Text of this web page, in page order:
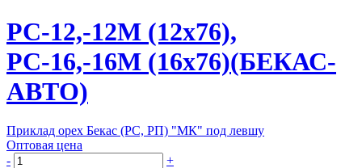
РС-12,-12М (12х76),
РС-16,-16М (16х76)(БЕКАС-
АВТО)
Приклад орех Бекас (РС, РП) "МК" под левшу
Оптовая цена
-
+